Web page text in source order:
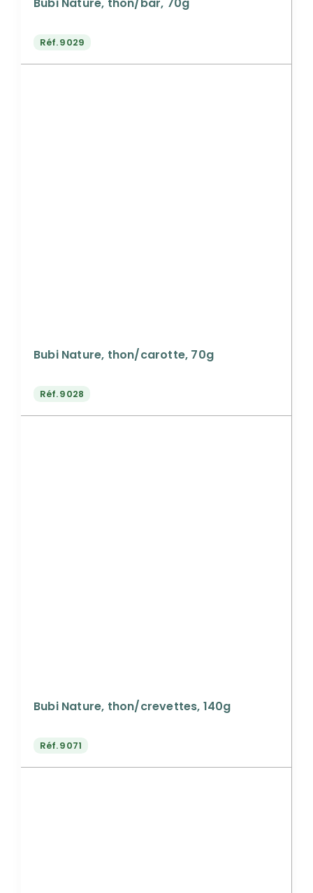
Bubi Nature, thon/bar, 70g
Réf.9029
Bubi Nature, thon/carotte, 70g
Réf.9028
Bubi Nature, thon/crevettes, 140g
Réf.9071